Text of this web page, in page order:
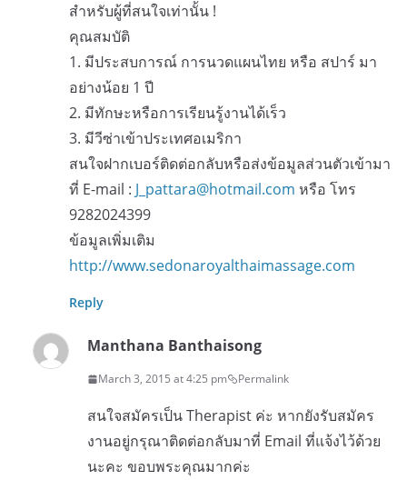
สำหรับผู้ที่สนใจเท่านั้น !
คุณสมบัติ
1. มีประสบการณ์ การนวดแผนไทย หรือ สปาร์ มา
อย่างน้อย 1 ปี
2. มีทักษะหรือการเรียนรู้งานได้เร็ว
3. มีวีซ่าเข้าประเทศอเมริกา
สนใจฝากเบอร์ติดต่อกลับหรือส่งข้อมูลส่วนตัวเข้ามา
ที่ E-mail : J_pattara@hotmail.com หรือ โทร
9282024399
ข้อมูลเพิ่มเติม
http://www.sedonaroyalthaimassage.com
Reply
Manthana Banthaisong
March 3, 2015 at 4:25 pm Permalink
สนใจสมัครเป็น Therapist ค่ะ หากยังรับสมัคร
งานอยู่กรุณาติดต่อกลับมาที่ Email ที่แจ้งไว้ด้วย
นะคะ ขอบพระคุณมากค่ะ